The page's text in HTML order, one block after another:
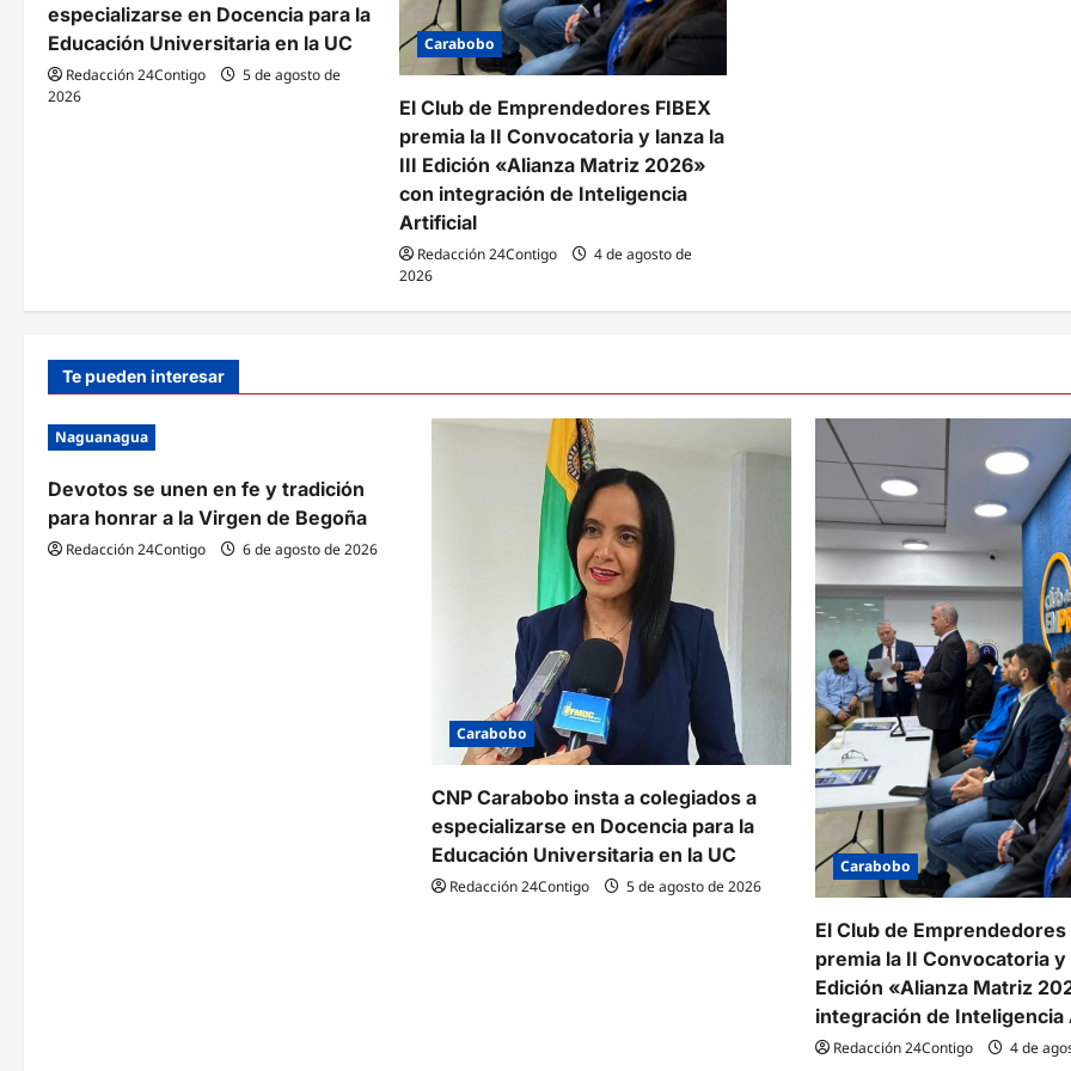
r
a
especializarse en Docencia para la
Educación Universitaria en la UC
Redacción 24Contigo
5 de agosto de
2026
Carabobo
El Club de Emprendedores FIBEX
premia la II Convocatoria y lanza la
III Edición «Alianza Matriz 2026»
con integración de Inteligencia
Artificial
Redacción 24Contigo
4 de agosto de
2026
Te pueden interesar
Naguanagua
Devotos se unen en fe y tradición
para honrar a la Virgen de Begoña
Redacción 24Contigo 6 de agosto de 2026
Carabobo
CNP Carabobo insta a colegiados a
especializarse en Docencia para la
Educación Universitaria en la UC
Redacción 24Contigo 5 de agosto de 2026
Carabobo
El Club de Emprendedores
premia la II Convocatoria y
Edición «Alianza Matriz
integración de Inteligencia
Redacción 24Contigo 4 de